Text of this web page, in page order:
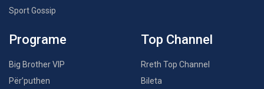
Sport Gossip
Programe
Big Brother VIP
Për’puthen
Top Channel
Rreth Top Channel
Bileta